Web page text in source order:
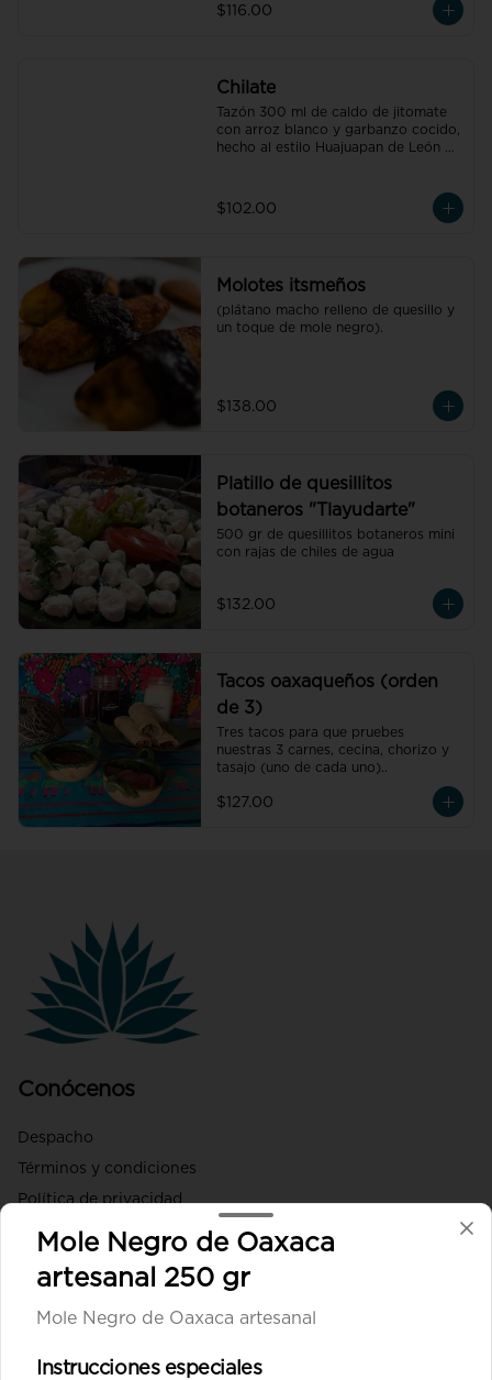
$116.00
Chilate
Tazón 300 ml de caldo de jitomate
con arroz blanco y garbanzo cocido,
hecho al estilo Huajuapan de León
$102.00
Molotes itsmeños
(plátano macho relleno de quesillo y
un toque de mole negro).
$138.00
Platillo de quesillitos
botaneros "Tlayudarte"
500 gr de quesillitos botaneros mini
con rajas de chiles de agua
$132.00
Tacos oaxaqueños (orden
de 3)
Tres tacos para que pruebes
nuestras 3 carnes, cecina, chorizo y
tasajo (uno de cada uno)..
$127.00
Conócenos
Despacho
Términos y condiciones
Política de privacidad
Redes sociales
Facebook
Mole Negro de Oaxaca
artesanal 250 gr
Mole Negro de Oaxaca artesanal
Instrucciones especiales